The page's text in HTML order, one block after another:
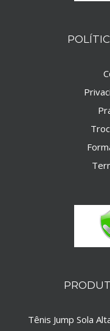
Tênis Jump Sola